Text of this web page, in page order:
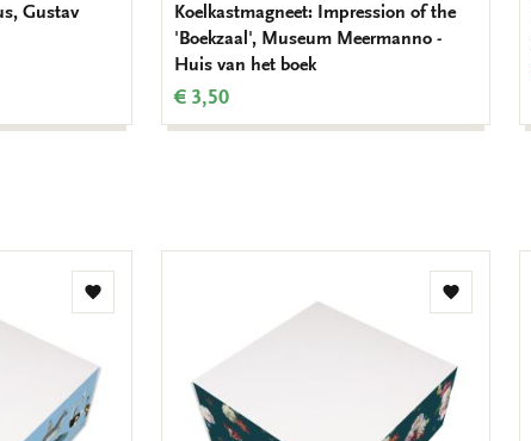
Gustav
Koelkastmagneet: Impression of the
'Boekzaal', Museum Meermanno -
Huis van het boek
€ 3,50
Toevoegen
Toevoegen